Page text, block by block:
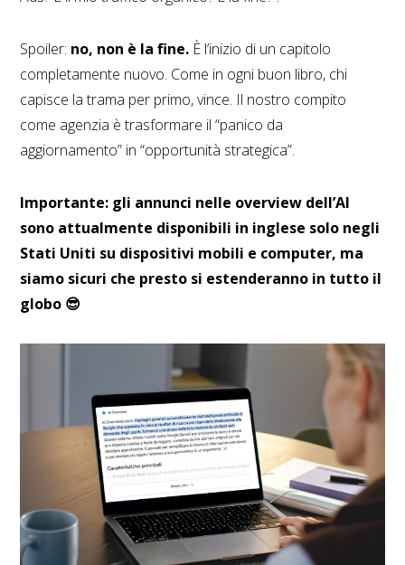
Spoiler: no, non è la fine. È l’inizio di un capitolo
completamente nuovo. Come in ogni buon libro, chi
capisce la trama per primo, vince. Il nostro compito
come agenzia è trasformare il “panico da
aggiornamento” in “opportunità strategica”.
Importante: gli annunci nelle overview dell’AI
sono attualmente disponibili in inglese solo negli
Stati Uniti su dispositivi mobili e computer, ma
siamo sicuri che presto si estenderanno in tutto il
globo 😎